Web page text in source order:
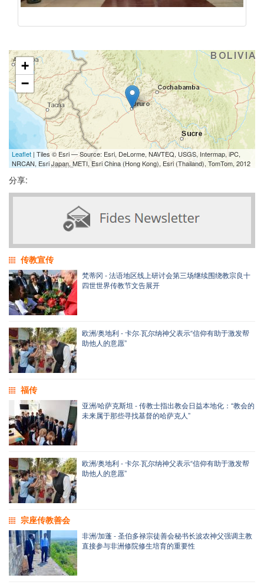
+
−
Leaflet | Tiles © Esri — Source: Esri, DeLorme, NAVTEQ, USGS, Intermap, iPC,
NRCAN, Esri Japan, METI, Esri China (Hong Kong), Esri (Thailand), TomTom, 2012
分享:
传教宣传
梵蒂冈 - 法语地区线上研讨会第三场继续围绕教宗良十
四世世界传教节文告展开
欧洲/奥地利 - 卡尔·瓦尔纳神父表示“信仰有助于激发帮
助他人的意愿”
福传
亚洲/哈萨克斯坦 - 传教士指出教会日益本地化：“教会的
未来属于那些寻找基督的哈萨克人”
欧洲/奥地利 - 卡尔·瓦尔纳神父表示“信仰有助于激发帮
助他人的意愿”
宗座传教善会
非洲/加蓬 - 圣伯多禄宗徒善会秘书长波农神父强调主教
直接参与非洲修院修生培育的重要性